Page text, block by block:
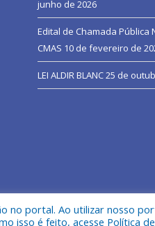
junho de 2026
Edital de Chamada Pública
CMAS 10 de fevereiro de
LEI ALDIR BLANC25 de
São João do Araguaia.
no portal. Ao utilizar nosso
isso é feito, acesse Política